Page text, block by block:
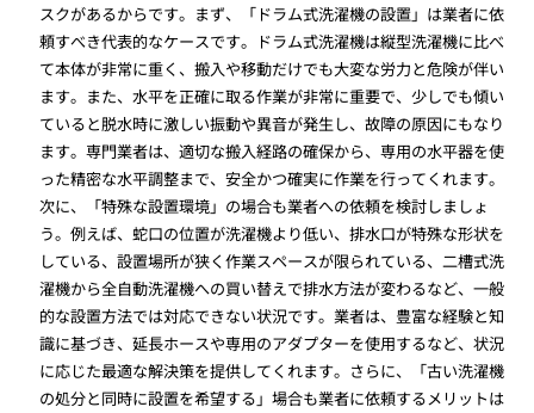
スクがあるからです。まず、「ドラム式洗濯機の設置」は業者に依
頼すべき代表的なケースです。ドラム式洗濯機は縦型洗濯機に比べ
て本体が非常に重く、搬入や移動だけでも大変な労力と危険が伴い
ます。また、水平を正確に取る作業が非常に重要で、少しでも傾い
ていると脱水時に激しい振動や異音が発生し、故障の原因にもなり
ます。専門業者は、適切な搬入経路の確保から、専用の水平器を使
った精密な水平調整まで、安全かつ確実に作業を行ってくれます。
次に、「特殊な設置環境」の場合も業者への依頼を検討しましょ
う。例えば、蛇口の位置が洗濯機より低い、排水口が特殊な形状を
している、設置場所が狭く作業スペースが限られている、二槽式洗
濯機から全自動洗濯機への買い替えで排水方法が変わるなど、一般
的な設置方法では対応できない状況です。業者は、豊富な経験と知
識に基づき、延長ホースや専用のアダプターを使用するなど、状況
に応じた最適な解決策を提供してくれます。さらに、「古い洗濯機
の処分と同時に設置を希望する」場合も業者に依頼するメリットは